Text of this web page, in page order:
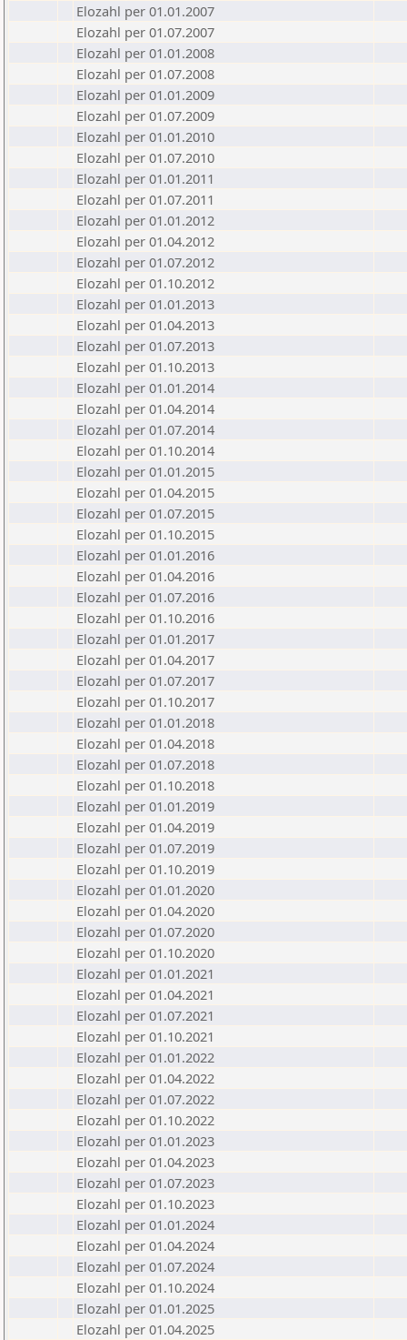
Elozahl per 01.01.2007
Elozahl per 01.07.2007
Elozahl per 01.01.2008
Elozahl per 01.07.2008
Elozahl per 01.01.2009
Elozahl per 01.07.2009
Elozahl per 01.01.2010
Elozahl per 01.07.2010
Elozahl per 01.01.2011
Elozahl per 01.07.2011
Elozahl per 01.01.2012
Elozahl per 01.04.2012
Elozahl per 01.07.2012
Elozahl per 01.10.2012
Elozahl per 01.01.2013
Elozahl per 01.04.2013
Elozahl per 01.07.2013
Elozahl per 01.10.2013
Elozahl per 01.01.2014
Elozahl per 01.04.2014
Elozahl per 01.07.2014
Elozahl per 01.10.2014
Elozahl per 01.01.2015
Elozahl per 01.04.2015
Elozahl per 01.07.2015
Elozahl per 01.10.2015
Elozahl per 01.01.2016
Elozahl per 01.04.2016
Elozahl per 01.07.2016
Elozahl per 01.10.2016
Elozahl per 01.01.2017
Elozahl per 01.04.2017
Elozahl per 01.07.2017
Elozahl per 01.10.2017
Elozahl per 01.01.2018
Elozahl per 01.04.2018
Elozahl per 01.07.2018
Elozahl per 01.10.2018
Elozahl per 01.01.2019
Elozahl per 01.04.2019
Elozahl per 01.07.2019
Elozahl per 01.10.2019
Elozahl per 01.01.2020
Elozahl per 01.04.2020
Elozahl per 01.07.2020
Elozahl per 01.10.2020
Elozahl per 01.01.2021
Elozahl per 01.04.2021
Elozahl per 01.07.2021
Elozahl per 01.10.2021
Elozahl per 01.01.2022
Elozahl per 01.04.2022
Elozahl per 01.07.2022
Elozahl per 01.10.2022
Elozahl per 01.01.2023
Elozahl per 01.04.2023
Elozahl per 01.07.2023
Elozahl per 01.10.2023
Elozahl per 01.01.2024
Elozahl per 01.04.2024
Elozahl per 01.07.2024
Elozahl per 01.10.2024
Elozahl per 01.01.2025
Elozahl per 01.04.2025